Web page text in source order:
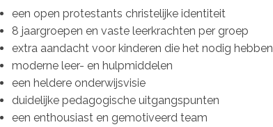
een open protestants christelijke identiteit
8 jaargroepen en vaste leerkrachten per groep
extra aandacht voor kinderen die het nodig hebben
moderne leer- en hulpmiddelen
een heldere onderwijsvisie
duidelijke pedagogische uitgangspunten
een enthousiast en gemotiveerd team